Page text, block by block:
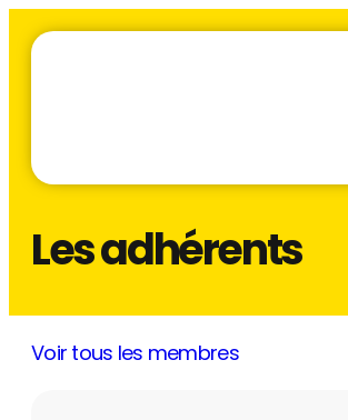
Les adhérents
Voir tous les membres